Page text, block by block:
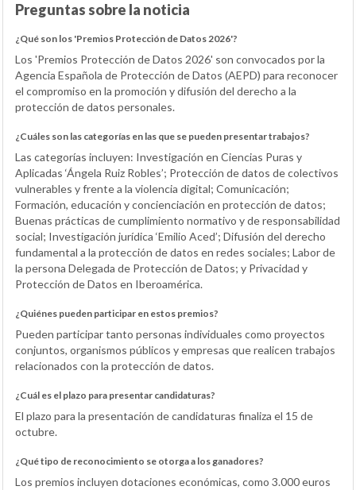
Preguntas sobre la noticia
¿Qué son los 'Premios Protección de Datos 2026'?
Los 'Premios Protección de Datos 2026' son convocados por la
Agencia Española de Protección de Datos (AEPD) para reconocer
el compromiso en la promoción y difusión del derecho a la
protección de datos personales.
¿Cuáles son las categorías en las que se pueden presentar trabajos?
Las categorías incluyen: Investigación en Ciencias Puras y
Aplicadas ‘Ángela Ruiz Robles’; Protección de datos de colectivos
vulnerables y frente a la violencia digital; Comunicación;
Formación, educación y concienciación en protección de datos;
Buenas prácticas de cumplimiento normativo y de responsabilidad
social; Investigación jurídica ‘Emilio Aced’; Difusión del derecho
fundamental a la protección de datos en redes sociales; Labor de
la persona Delegada de Protección de Datos; y Privacidad y
Protección de Datos en Iberoamérica.
¿Quiénes pueden participar en estos premios?
Pueden participar tanto personas individuales como proyectos
conjuntos, organismos públicos y empresas que realicen trabajos
relacionados con la protección de datos.
¿Cuál es el plazo para presentar candidaturas?
El plazo para la presentación de candidaturas finaliza el 15 de
octubre.
¿Qué tipo de reconocimiento se otorga a los ganadores?
Los premios incluyen dotaciones económicas, como 3.000 euros